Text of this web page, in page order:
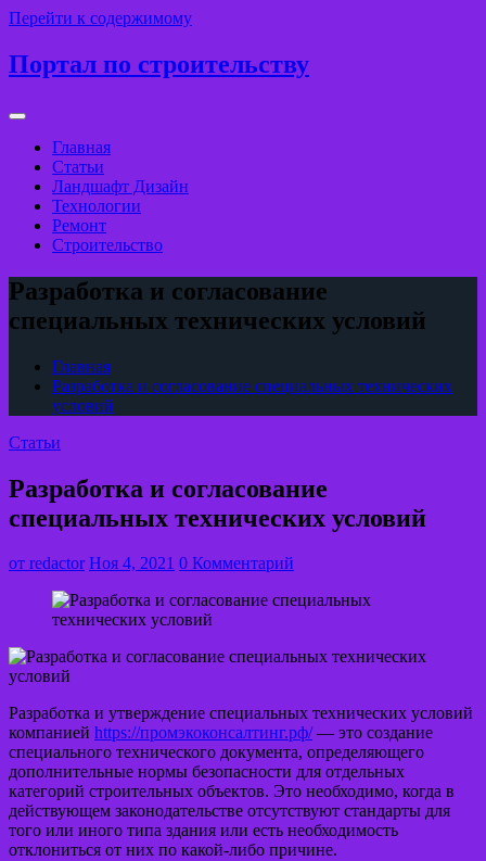
Перейти к содержимому
Портал по строительству
Главная
Статьи
Ландшафт Дизайн
Технологии
Ремонт
Строительство
Разработка и согласование
специальных технических условий
Главная
Разработка и согласование специальных технических
условий
Статьи
Разработка и согласование
специальных технических условий
от redactor Ноя 4, 2021 0 Комментарий
Разработка и утверждение специальных технических условий
компанией https://промэкоконсалтинг.рф/— это создание
специального технического документа, определяющего
дополнительные нормы безопасности для отдельных
категорий строительных объектов. Это необходимо, когда в
действующем законодательстве отсутствуют стандарты для
того или иного типа здания или есть необходимость
отклониться от них по какой-либо причине.